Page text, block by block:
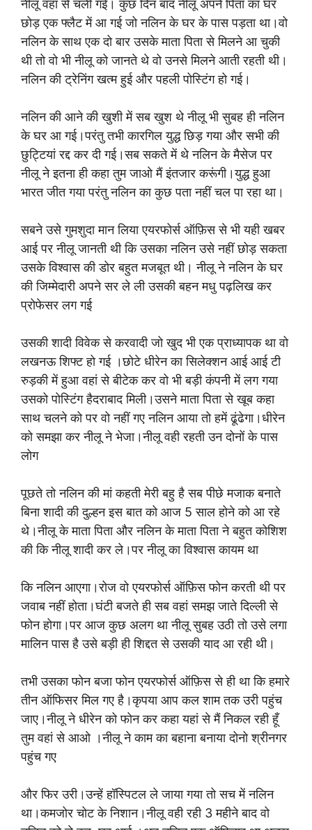
नीलू वहां से चली गई। कुछ दिन बाद नीलू अपने पिता का घर
छोड़ एक फ्लैट में आ गई जो नलिन के घर के पास पड़ता था।वो
नलिन के साथ एक दो बार उसके माता पिता से मिलने आ चुकी
थी तो वो भी नीलू को जानते थे वो उनसे मिलने आती रहती थी।
नलिन की ट्रेनिंग खत्म हुई और पहली पोस्टिंग हो गई।
नलिन की आने की खुशी में सब खुश थे नीलू भी सुबह ही नलिन
के घर आ गई।परंतु तभी कारगिल युद्ध छिड़ गया और सभी की
छुट्टियां रद्द कर दी गई।सब सकते में थे नलिन के मैसेज पर
नीलू ने इतना ही कहा तुम जाओ मैं इंतजार करूंगी।युद्ध हुआ
भारत जीत गया परंतु नलिन का कुछ पता नहीं चल पा रहा था।
सबने उसे गुमशुदा मान लिया एयरफोर्स ऑफ़िस से भी यही खबर
आई पर नीलू जानती थी कि उसका नलिन उसे नहीं छोड़ सकता
उसके विश्वास की डोर बहुत मजबूत थी। नीलू ने नलिन के घर
की जिम्मेदारी अपने सर ले ली उसकी बहन मधु पढ़लिख कर
प्रोफेसर लग गई
उसकी शादी विवेक से करवादी जो खुद भी एक प्राध्यापक था वो
लखनऊ शिफ्ट हो गई ।छोटे धीरेन का सिलेक्शन आई आई टी
रुड़की में हुआ वहां से बीटेक कर वो भी बड़ी कंपनी में लग गया
उसको पोस्टिंग हैदराबाद मिली।उसने माता पिता से खूब कहा
साथ चलने को पर वो नहीं गए नलिन आया तो हमें ढूंढेगा।धीरेन
को समझा कर नीलू ने भेजा।नीलू वही रहती उन दोनों के पास
लोग
पूछते तो नलिन की मां कहती मेरी बहु है सब पीछे मजाक बनाते
बिना शादी की दुल्हन इस बात को आज 5 साल होने को आ रहे
थे।नीलू के माता पिता और नलिन के माता पिता ने बहुत कोशिश
की कि नीलू शादी कर ले।पर नीलू का विश्वास कायम था
कि नलिन आएगा।रोज वो एयरफोर्स ऑफ़िस फोन करती थी पर
जवाब नहीं होता।घंटी बजते ही सब वहां समझ जाते दिल्ली से
फोन होगा।पर आज कुछ अलग था नीलू सुबह उठी तो उसे लगा
मालिन पास है उसे बड़ी ही शिद्दत से उसकी याद आ रही थी।
तभी उसका फोन बजा फोन एयरफोर्स ऑफ़िस से ही था कि हमारे
तीन ऑफिसर मिल गए है।कृपया आप कल शाम तक उरी पहुंच
जाए।नीलू ने धीरेन को फोन कर कहा यहां से मैं निकल रही हूँ
तुम वहां से आओ ।नीलू ने काम का बहाना बनाया दोनो श्रीनगर
पहुंच गए
और फिर उरी।उन्हें हॉस्पिटल ले जाया गया तो सच में नलिन
था।कमजोर चोट के निशान।नीलू वही रही 3 महीने बाद वो